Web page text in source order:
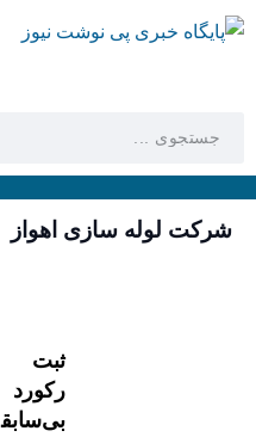
شرکت لوله سازی اهواز
ثبت
رکورد
بی‌سابق